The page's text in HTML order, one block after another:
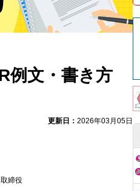
例文・書き方
更新日： 2026年03月05日
締役